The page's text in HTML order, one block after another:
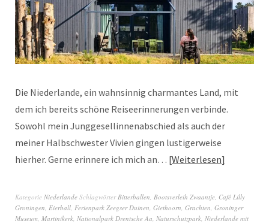
Die Niederlande, ein wahnsinnig charmantes Land, mit
dem ich bereits schöne Reiseerinnerungen verbinde.
Sowohl mein Junggesellinnenabschied als auch der
meiner Halbschwester Vivien gingen lustigerweise
hierher. Gerne erinnere ich mich an… Weiterlesen
Kategorie Niederlande SchlagwörterBitterballen, Bootsverleih Zwaantje, Café Lilly
Groningen, Eierball, Ferienpark Zeegser Duinen, Giethoorn, Grachten, Groninger
Museum, Martinikerk, Nationalpark Drentsche Aa, Naturschutzpark, Niederlande mit